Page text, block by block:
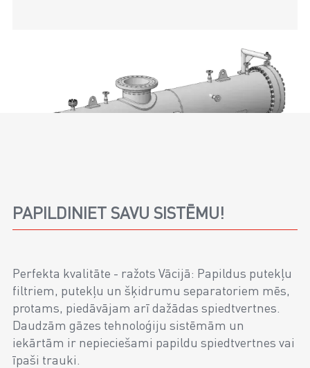
PAPILDINIET SAVU SISTĒMU!
Perfekta kvalitāte - ražots Vācijā: Papildus putekļu
filtriem, putekļu un šķidrumu separatoriem mēs,
protams, piedāvājam arī dažādas spiedtvertnes.
Daudzām gāzes tehnoloģiju sistēmām un
iekārtām ir nepieciešami papildu spiedtvertnes vai
īpaši trauki.